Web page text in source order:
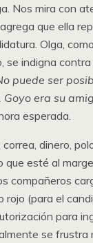
Nos mira con
que ella
Olga,
se indigna contra
puede ser
era su
esperada.
dinero,
que esté al
compañeros
rojo (para el
para
se frustra